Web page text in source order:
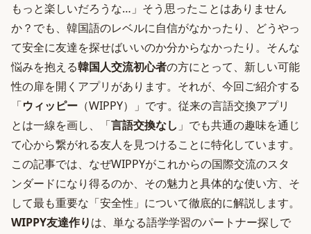
もっと楽しいだろうな…」そう思ったことはありません
か？でも、韓国語のレベルに自信がなかったり、どうやっ
て安全に友達を探せばいいのか分からなかったり。そんな
悩みを抱える韓国人交流初心者の方にとって、新しい可能
性の扉を開くアプリがあります。それが、今回ご紹介する
「ウィッピー （WIPPY）」です。従来の言語交換アプリ
とは一線を画し、「言語交換なし 」でも共通の趣味を通じ
て心から繋がれる友人を見つけることに特化しています。
この記事では、なぜWIPPYがこれからの国際交流のスタ
ンダードになり得るのか、その魅力と具体的な使い方、そ
して最も重要な「安全性」について徹底的に解説します。
WIPPY友達作りは、単なる語学学習のパートナー探しで